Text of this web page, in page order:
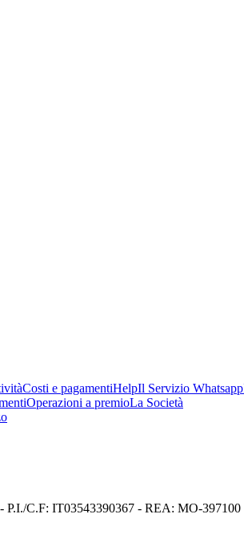
Costi e pagamentiHelpIl Servizio Whatsapp
Operazioni a premioLa Società
C.F: IT03543390367 - REA: MO-397100